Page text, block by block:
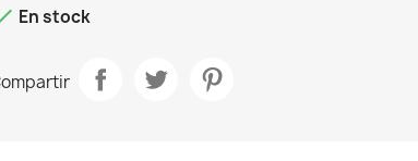
En stock